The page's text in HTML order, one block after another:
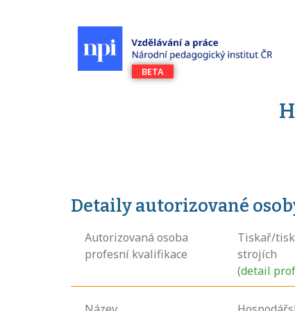
Detaily autorizované
Autorizovaná osoba
profesní kvalifikace
Tiskař/
strojích
(detail